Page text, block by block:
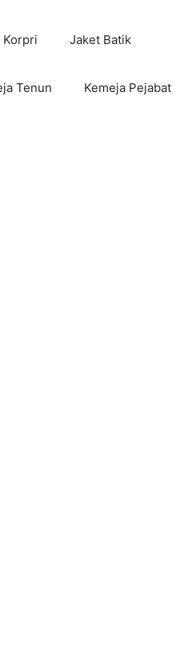
Korpri Jaket Batik
Tenun Kemeja Pejabat